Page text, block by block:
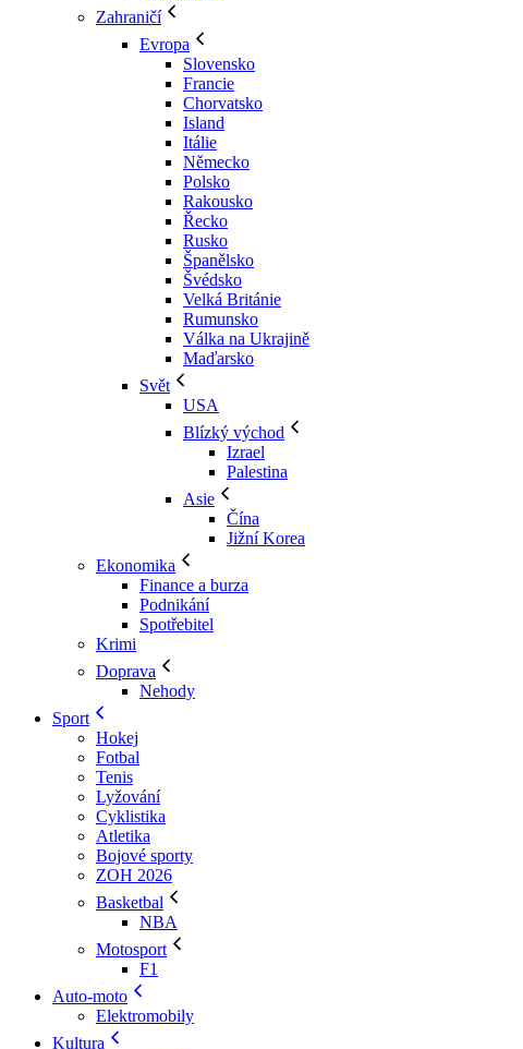
Zahraničí
Evropa
Slovensko
Francie
Chorvatsko
Island
Itálie
Německo
Polsko
Rakousko
Řecko
Rusko
Španělsko
Švédsko
Velká Británie
Rumunsko
Válka na Ukrajině
Maďarsko
Svět
USA
Blízký východ
Izrael
Palestina
Asie
Čína
Jižní Korea
Ekonomika
Finance a burza
Podnikání
Spotřebitel
Krimi
Doprava
Nehody
Sport
Hokej
Fotbal
Tenis
Lyžování
Cyklistika
Atletika
Bojové sporty
ZOH 2026
Basketbal
NBA
Motosport
F1
Auto-moto
Elektromobily
Kultura